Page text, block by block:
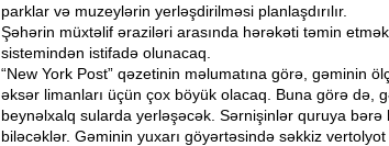
parklar və muzeylərin yerləşdirilməsi planlaşdırılır.
Şəhərin müxtəlif əraziləri arasında hərəkəti təmin
sistemindən istifadə olunacaq.
“New York Post” qəzetinin məlumatına görə, gəminin
əksər limanları üçün çox böyük olacaq. Buna görə də,
beynəlxalq sularda yerləşəcək. Sərnişinlər quruya bərə
biləcəklər. Gəminin yuxarı göyərtəsində səkkiz vertolyot